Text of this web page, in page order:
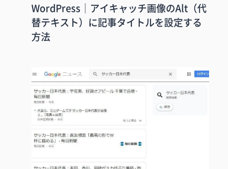
WordPress｜アイキャッチ画像のAlt（代
替テキスト）に記事タイトルを設定する
方法